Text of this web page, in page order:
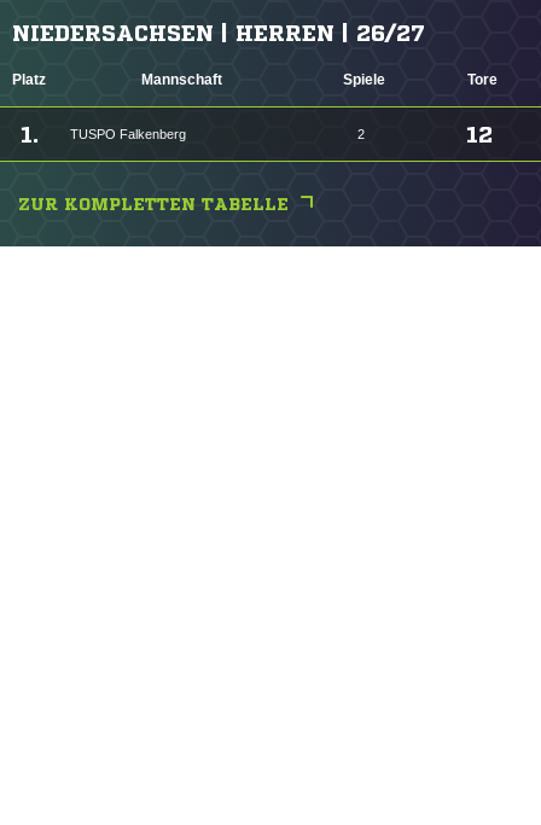
NIEDERSACHSEN | HERREN | 26/27
Platz Mannschaft Spiele Tore
1. TUSPO Falkenberg 2 12
ZUR KOMPLETTEN TABELLE